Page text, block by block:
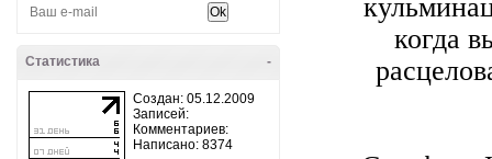
-
Статистика
Создан: 05.12.2009
Записей:
Комментариев:
Написано: 8374
когда